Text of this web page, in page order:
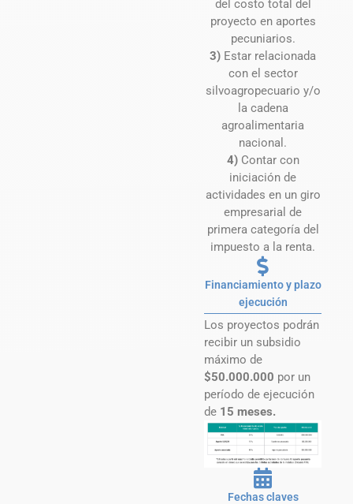
del costo total del
proyecto en aportes
pecuniarios.
3) Estar relacionada
con el sector
silvoagropecuario y/o
la cadena
agroalimentaria
nacional.
4) Contar con
iniciación de
actividades en un giro
empresarial de
primera categoría del
impuesto a la renta.
Financiamiento y plazo
ejecución
Los proyectos podrán
recibir un subsidio
máximo de
$50.000.000 por un
período de ejecución
de 15 meses.
Fechas claves